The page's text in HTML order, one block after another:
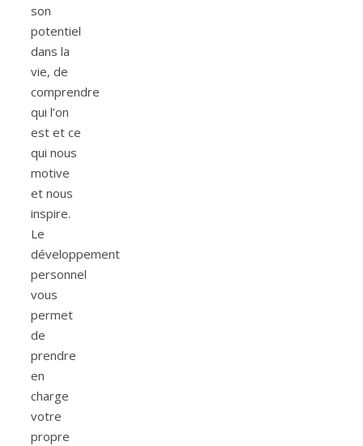
son
potentiel
dans la
vie, de
comprendre
qui l’on
est et ce
qui nous
motive
et nous
inspire.
Le
développement
personnel
vous
permet
de
prendre
en
charge
votre
propre